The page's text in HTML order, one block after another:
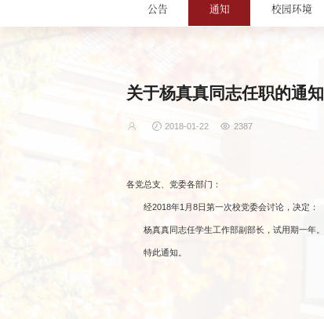
公告 通知 校园环境
关于杨真真同志任职的通知
2018-01-22 2387
各党总支、党委各部门：
经2018年1月8日第一次校党委会讨论，决定：
杨真真同志任学生工作部副部长，试用期一年。
特此通知。